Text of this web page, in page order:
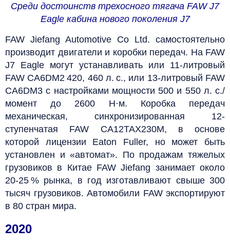
Среди достоинств трехосного тягача FAW J7
Eagle кабина нового поколения J7
FAW Jiefang Automotive Co Ltd. самостоятельно
производит двигатели и коробки передач. На FAW
J7 Eagle могут устанавливать или 11-литровый
FAW CA6DM2 420, 460 л. с., или 13-литровый FAW
CA6DM3 с настройками мощности 500 и 550 л. с./
момент до 2600 Н·м. Коробка передач
механическая, синхронизированная 12-
ступенчатая FAW CA12TAX230M, в основе
которой лицензии Eaton Fuller, но может быть
установлен и «автомат». По продажам тяжелых
грузовиков в Китае FAW Jiefang занимает около
20-25 % рынка, в год изготавливают свыше 300
тысяч грузовиков. Автомобили FAW экспортируют
в 80 стран мира.
2020